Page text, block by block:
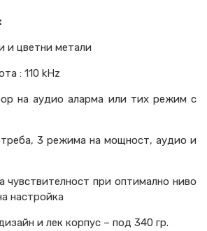
:
и цветни метали
: 110 kHz
нааудио аларма или тих режим с
, 3 режима на мощност, аудио и
чувствителност при оптимално ниво
настройка
и лек корпус – под 340 гр.